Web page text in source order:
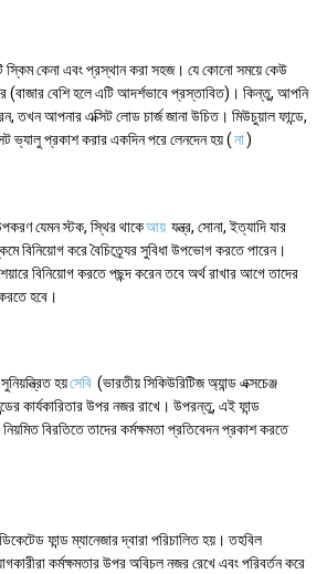
স্কিম কেনা এবং প্রস্থান করা সহজ। যে কোনো সময়ে কেউ
(বাজার বেশি হলে এটি আদর্শভাবে প্রস্তাবিত)। কিন্তু, আপনি
তখন আপনার এক্সিট লোড চার্জ জানা উচিত। মিউচুয়াল ফান্ডে,
ভ্যালু প্রকাশ করার একদিন পরে লেনদেন হয় (না)
যেমন স্টক, স্থির থাকেআয় যন্ত্র, সোনা, ইত্যাদি যার
বিনিয়োগ করে বৈচিত্র্যের সুবিধা উপভোগ করতে পারেন।
বিনিয়োগ করতে পছন্দ করেন তবে অর্থ রাখার আগে তাদের
হবে।
হয়সেবি (ভারতীয় সিকিউরিটিজ অ্যান্ড এক্সচেঞ্জ
কার্যকারিতার উপর নজর রাখে। উপরন্তু, এই ফান্ড
বিরতিতে তাদের কর্মক্ষমতা প্রতিবেদন প্রকাশ করতে
ফান্ড ম্যানেজার দ্বারা পরিচালিত হয়। তহবিল
কর্মক্ষমতার উপর অবিচল নজর রেখে এবং পরিবর্তন করে